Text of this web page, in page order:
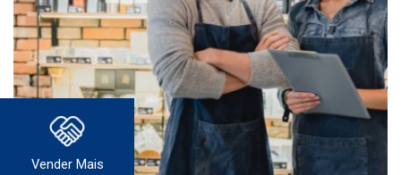
Vender Mais